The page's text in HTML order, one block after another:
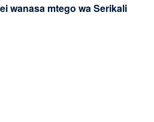
wanasa mtego wa Serikali